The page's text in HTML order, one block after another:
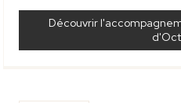
Découvrir